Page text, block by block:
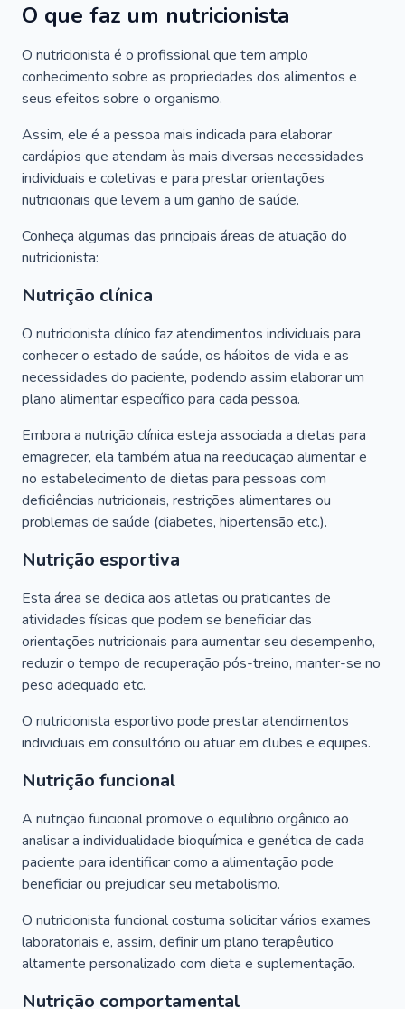
O que faz um nutricionista
O nutricionista é o profissional que tem amplo
conhecimento sobre as propriedades dos alimentos e
seus efeitos sobre o organismo.
Assim, ele é a pessoa mais indicada para elaborar
cardápios que atendam às mais diversas necessidades
individuais e coletivas e para prestar orientações
nutricionais que levem a um ganho de saúde.
Conheça algumas das principais áreas de atuação do
nutricionista:
Nutrição clínica
O nutricionista clínico faz atendimentos individuais para
conhecer o estado de saúde, os hábitos de vida e as
necessidades do paciente, podendo assim elaborar um
plano alimentar específico para cada pessoa.
Embora a nutrição clínica esteja associada a dietas para
emagrecer, ela também atua na reeducação alimentar e
no estabelecimento de dietas para pessoas com
deficiências nutricionais, restrições alimentares ou
problemas de saúde (diabetes, hipertensão etc.).
Nutrição esportiva
Esta área se dedica aos atletas ou praticantes de
atividades físicas que podem se beneficiar das
orientações nutricionais para aumentar seu desempenho,
reduzir o tempo de recuperação pós-treino, manter-se no
peso adequado etc.
O nutricionista esportivo pode prestar atendimentos
individuais em consultório ou atuar em clubes e equipes.
Nutrição funcional
A nutrição funcional promove o equilíbrio orgânico ao
analisar a individualidade bioquímica e genética de cada
paciente para identificar como a alimentação pode
beneficiar ou prejudicar seu metabolismo.
O nutricionista funcional costuma solicitar vários exames
laboratoriais e, assim, definir um plano terapêutico
altamente personalizado com dieta e suplementação.
Nutrição comportamental